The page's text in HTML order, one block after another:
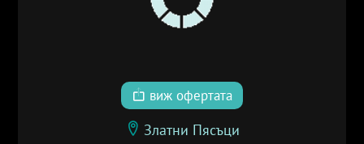
виж офертата
Златни Пясъци